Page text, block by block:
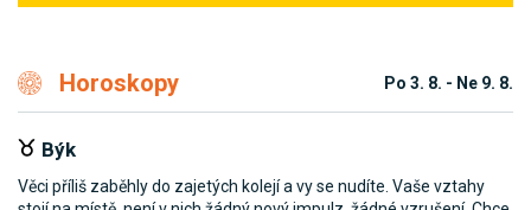
Horoskopy Po 3. 8. - Ne 9. 8.
Býk
Věci příliš zaběhly do zajetých kolejí a vy se nudíte. Vaše vztahy